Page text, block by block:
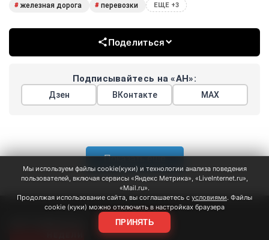
# железная дорога # перевозки ЕЩЕ +3
Поделиться
Подписывайтесь на «АН»:
Дзен ВКонтакте МАХ
Показать еще
Мы используем файлы cookie(куки) и технологии анализа поведения
пользователей, включая сервисы «Яндекс Метрика», «LiveInternet.ru»,
«Mail.ru».
Продолжая использование сайта, вы соглашаетесь с условиями. Файлы
cookie (куки) можно отключить в настройках браузера
ПРИНЯТЬ